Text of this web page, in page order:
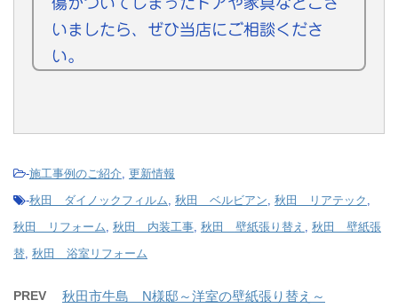
いましたら、ぜひ当店にご相談くださ
い。
-施工事例のご紹介, 更新情報
-秋田 ダイノックフィルム, 秋田 ベルビアン, 秋田 リアテック ,
秋田 リフォーム, 秋田 内装工事, 秋田 壁紙張り替え , 秋田 壁紙張
替, 秋田 浴室リフォーム
PREV 秋田市牛島 N様邸～洋室の壁紙張り替え～